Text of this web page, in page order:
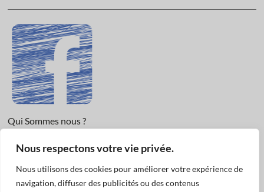
Nous respectons votre vie privée.
Nous utilisons des cookies pour améliorer votre expérience de
navigation, diffuser des publicités ou des contenus
Qui Sommes nous ?
Informations légales et Protection des données.
Nous Contacter